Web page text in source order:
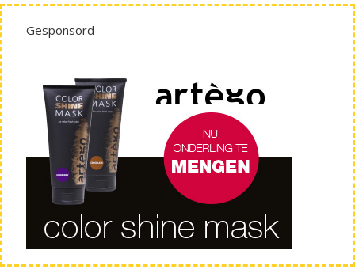
Gesponsord